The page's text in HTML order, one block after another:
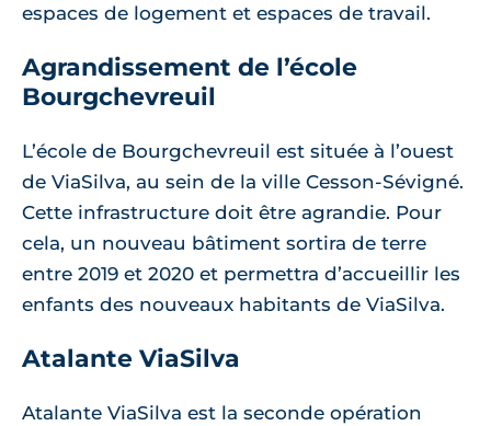
espaces de logement et espaces de travail.
Agrandissement de l’école
Bourgchevreuil
L’école de Bourgchevreuil est située à l’ouest
de ViaSilva, au sein de la ville Cesson-Sévigné.
Cette infrastructure doit être agrandie. Pour
cela, un nouveau bâtiment sortira de terre
entre 2019 et 2020 et permettra d’accueillir les
enfants des nouveaux habitants de ViaSilva.
Atalante ViaSilva
Atalante ViaSilva est la seconde opération